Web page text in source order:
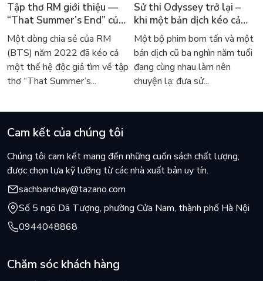
Tập thơ RM giới thiệu —
“That Summer’s End” của
Lee Seong-bok ra mắt bản
tiếng Anh sau 4 năm gây
sốt
Một dòng chia sẻ của RM
(BTS) năm 2022 đã kéo cả
một thế hệ độc giả tìm về tập
thơ “That Summer’s...
Sử thi Odyssey trở lại –
khi một bản dịch kéo cả
thế giới về với văn học
kinh điển
Một bộ phim bom tấn và một
bản dịch cũ ba nghìn năm tuổi
đang cùng nhau làm nên
chuyện lạ: đưa sử...
Cam kết của chúng tôi
Chúng tôi cam kết mang đến những cuốn sách chất lượng,
được chọn lựa kỹ lưỡng từ các nhà xuất bản uy tín.
sachbanchay@tazano.com
Số 5 ngõ Dã Tượng, phường Cửa Nam, thành phố Hà Nội
0944048868
Chăm sóc khách hàng